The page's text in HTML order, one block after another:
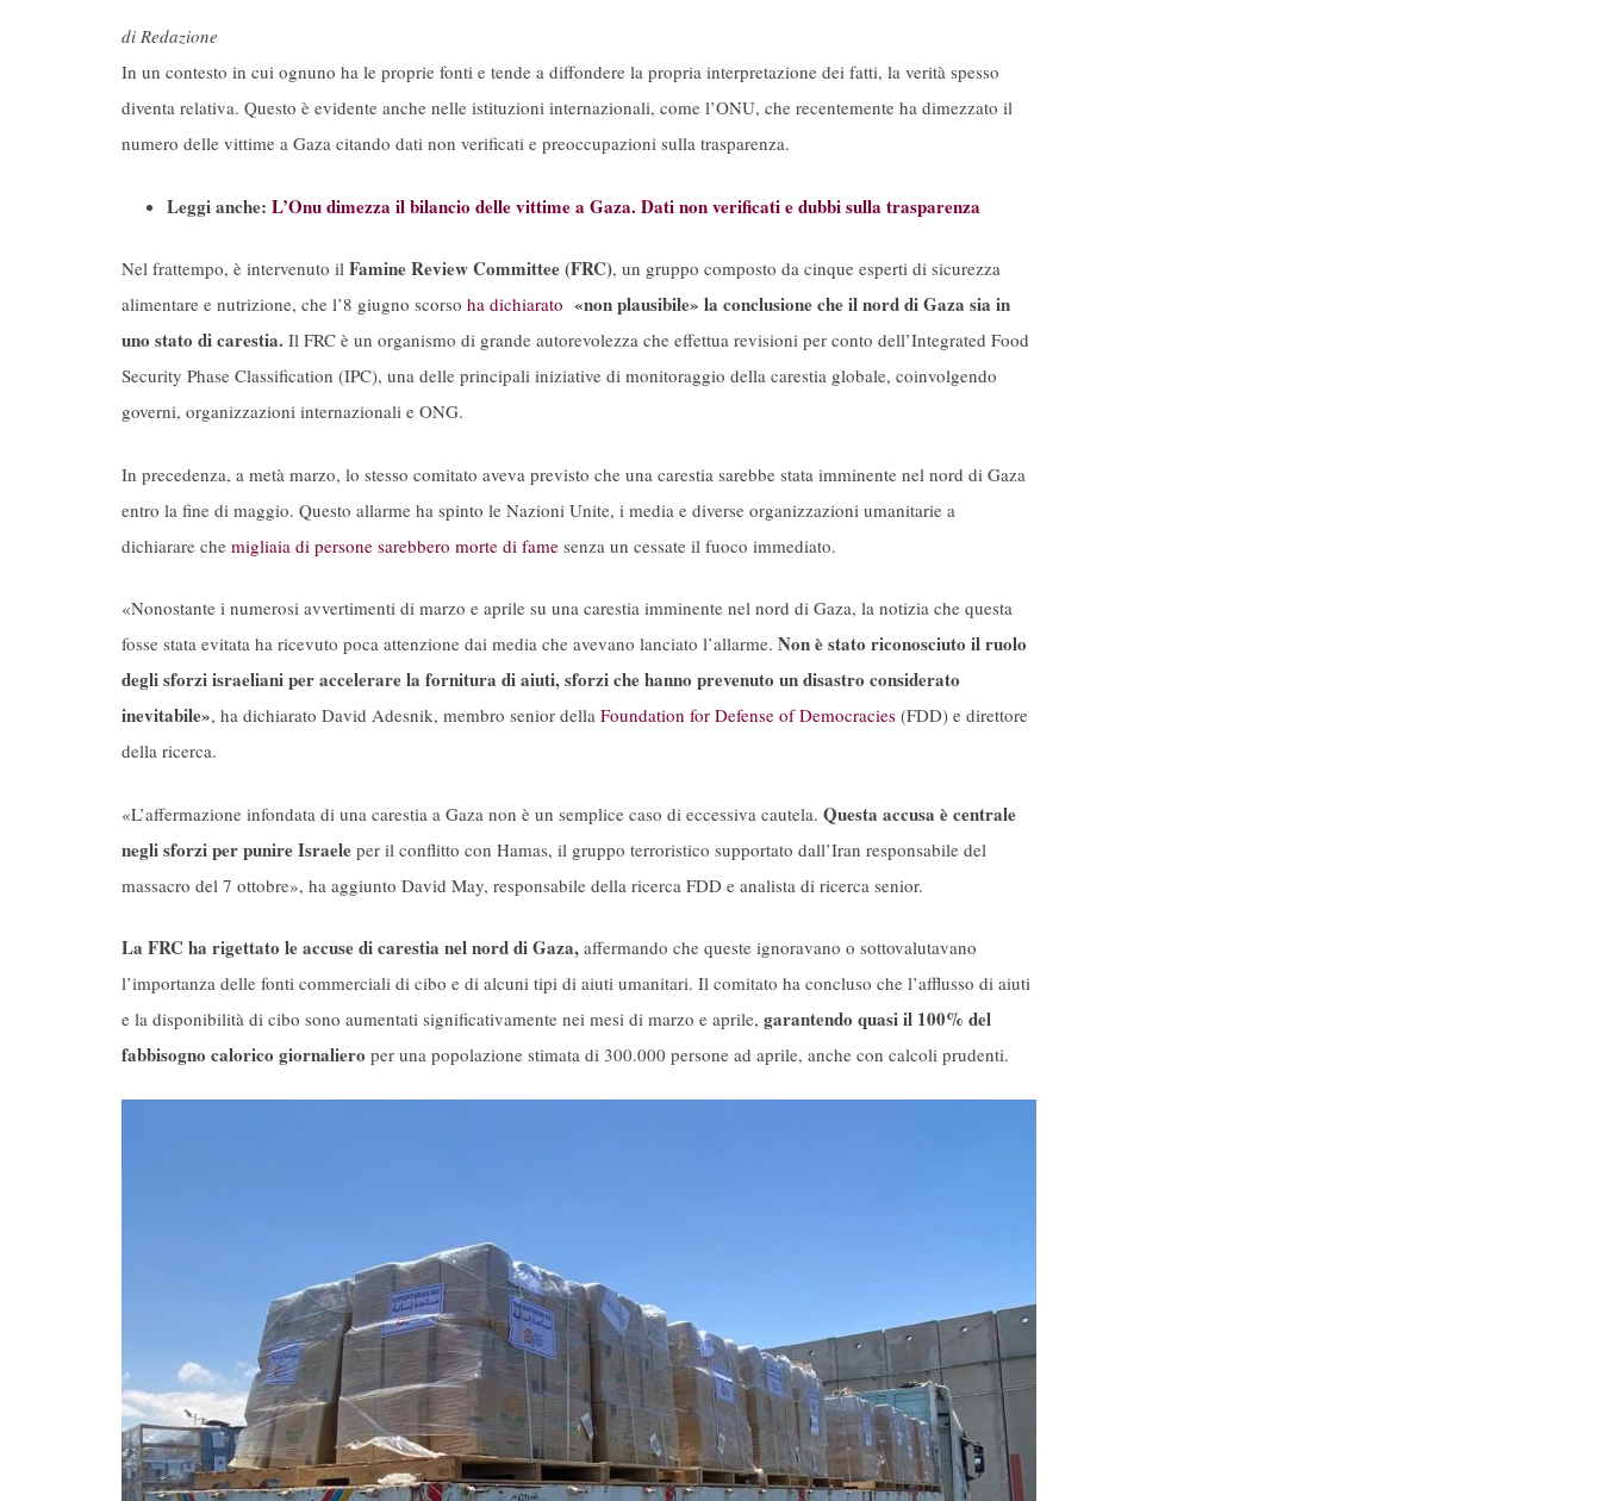
di Redazione
In un contesto in cui ognuno ha le proprie fonti e tende a diffondere la propria interpretazione dei fatti, la verità spesso
diventa relativa. Questo è evidente anche nelle istituzioni internazionali, come l’ONU, che recentemente ha dimezzato il
numero delle vittime a Gaza citando dati non verificati e preoccupazioni sulla trasparenza.
Leggi anche: L’Onu dimezza il bilancio delle vittime a Gaza. Dati non verificati e dubbi sulla trasparenza
Nel frattempo, è intervenuto il Famine Review Committee (FRC), un gruppo composto da cinque esperti di sicurezza
alimentare e nutrizione, che l’8 giugno scorso ha dichiarato «non plausibile» la conclusione che il nord di Gaza sia in
uno stato di carestia. Il FRC è un organismo di grande autorevolezza che effettua revisioni per conto dell’Integrated Food
Security Phase Classification (IPC), una delle principali iniziative di monitoraggio della carestia globale, coinvolgendo
governi, organizzazioni internazionali e ONG.
In precedenza, a metà marzo, lo stesso comitato aveva previsto che una carestia sarebbe stata imminente nel nord di Gaza
entro la fine di maggio. Questo allarme ha spinto le Nazioni Unite, i media e diverse organizzazioni umanitarie a
dichiarare che migliaia di persone sarebbero morte di fame senza un cessate il fuoco immediato.
«Nonostante i numerosi avvertimenti di marzo e aprile su una carestia imminente nel nord di Gaza, la notizia che questa
fosse stata evitata ha ricevuto poca attenzione dai media che avevano lanciato l’allarme. Non è stato riconosciuto il ruolo
degli sforzi israeliani per accelerare la fornitura di aiuti, sforzi che hanno prevenuto un disastro considerato
inevitabile», ha dichiarato David Adesnik, membro senior della Foundation for Defense of Democracies (FDD) e direttore
della ricerca.
«L’affermazione infondata di una carestia a Gaza non è un semplice caso di eccessiva cautela. Questa accusa è centrale
negli sforzi per punire Israele per il conflitto con Hamas, il gruppo terroristico supportato dall’Iran responsabile del
massacro del 7 ottobre», ha aggiunto David May, responsabile della ricerca FDD e analista di ricerca senior.
La FRC ha rigettato le accuse di carestia nel nord di Gaza, affermando che queste ignoravano o sottovalutavano
l’importanza delle fonti commerciali di cibo e di alcuni tipi di aiuti umanitari. Il comitato ha concluso che l’afflusso di aiuti
e la disponibilità di cibo sono aumentati significativamente nei mesi di marzo e aprile, garantendo quasi il 100% del
fabbisogno calorico giornaliero per una popolazione stimata di 300.000 persone ad aprile, anche con calcoli prudenti.